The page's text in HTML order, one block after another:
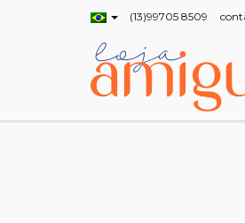
(13)99705 8509